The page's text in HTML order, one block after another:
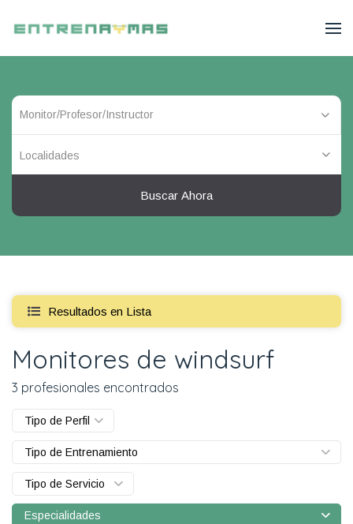
Localidades
Buscar Ahora
Resultados en Lista
Monitores de windsurf
3 profesionales encontrados
Tipo de Perfil
Tipo de Entrenamiento
Tipo de Servicio
Especialidades